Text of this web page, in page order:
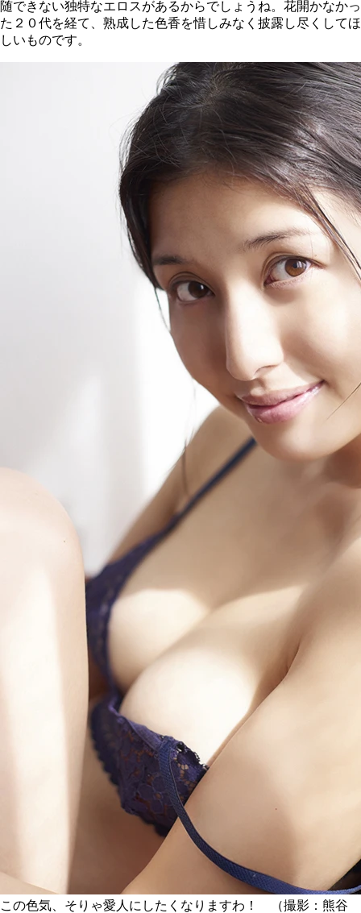
随できない独特なエロスがあるからでしょうね。花開かなかっ
た２０代を経て、熟成した色香を惜しみなく披露し尽くしてほ
しいものです。
この色気、そりゃ愛人にしたくなりますわ！ （撮影：熊谷